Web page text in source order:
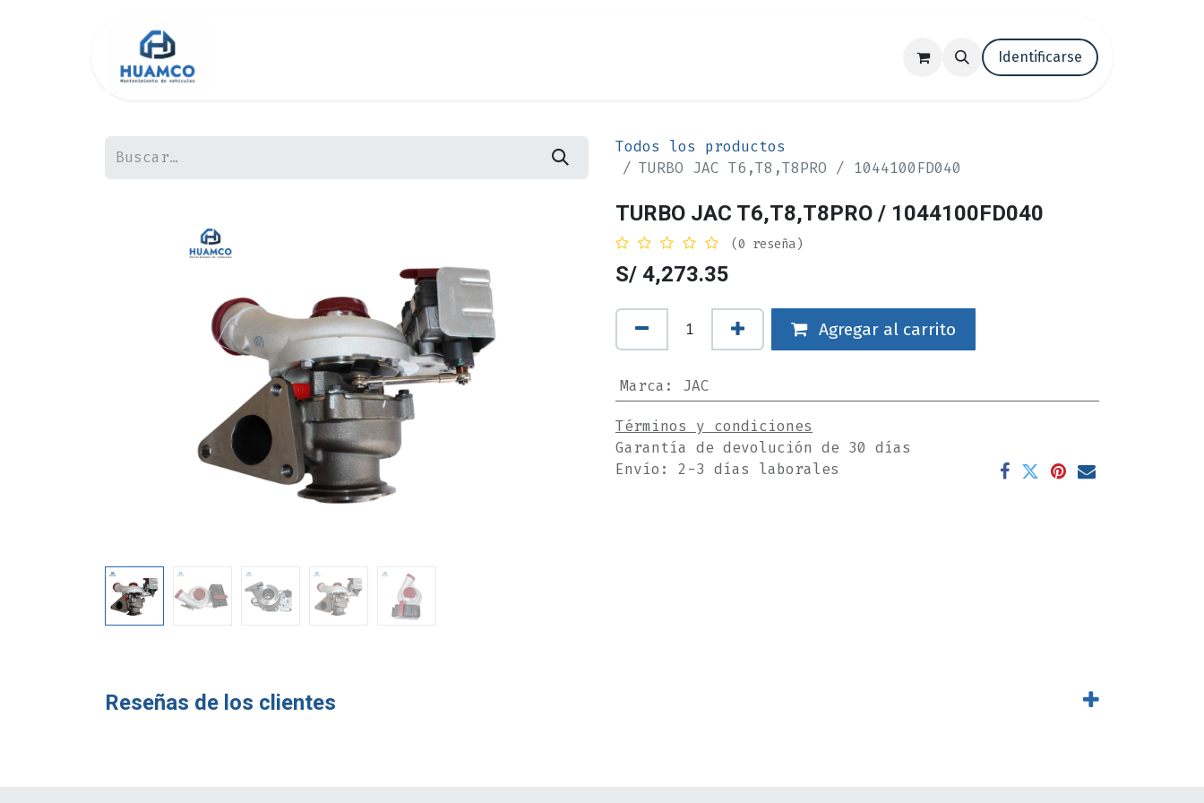
Trabaja con nosotros Blog
Identificarse
Todos los productos
TURBO JAC T6,T8,T8PRO / 1044100FD040
TURBO JAC T6,T8,T8PRO / 1044100FD040
(0 reseña)
S/ 4,273.35
Agregar al carrito
Marca : JAC
Términos y condiciones
Garantía de devolución de 30 días
Envío: 2-3 días laborales
Reseñas de los clientes